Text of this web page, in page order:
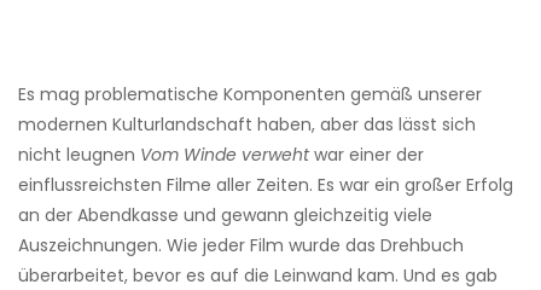
Es mag problematische Komponenten gemäß unserer
modernen Kulturlandschaft haben, aber das lässt sich
nicht leugnen Vom Winde verwehtwar einer der
einflussreichsten Filme aller Zeiten. Es war ein großer Erfolg
an der Abendkasse und gewann gleichzeitig viele
Auszeichnungen. Wie jeder Film wurde das Drehbuch
überarbeitet, bevor es auf die Leinwand kam. Und es gab